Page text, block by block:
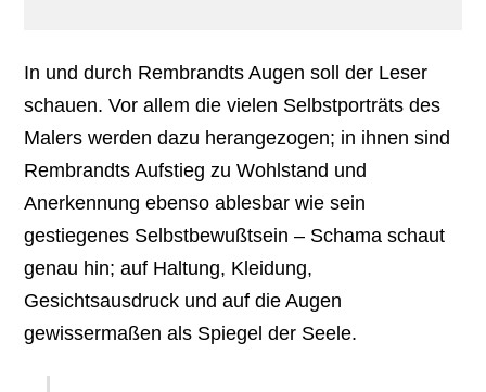
In und durch Rembrandts Augen soll der Leser
schauen. Vor allem die vielen Selbstporträts des
Malers werden dazu herangezogen; in ihnen sind
Rembrandts Aufstieg zu Wohlstand und
Anerkennung ebenso ablesbar wie sein
gestiegenes Selbstbewußtsein – Schama schaut
genau hin; auf Haltung, Kleidung,
Gesichtsausdruck und auf die Augen
gewissermaßen als Spiegel der Seele.